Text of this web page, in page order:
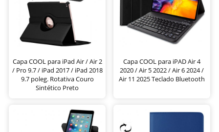
Capa COOL para iPad Air / Air 2
/ Pro 9.7 / iPad 2017 / iPad 2018
9.7 poleg. Rotativa Couro
Sintético Preto
Capa COOL para iPAD Air 4
2020 / Air 5 2022 / Air 6 2024 /
Air 11 2025 Teclado Bluetooth